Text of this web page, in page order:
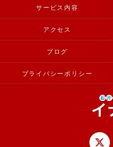
サービス内容
アクセス
ブログ
プライバシーポリシー